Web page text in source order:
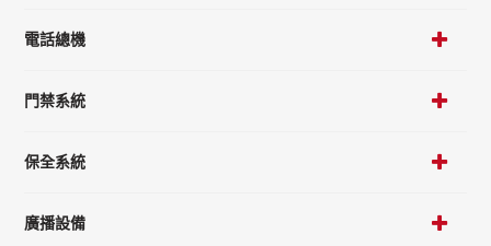
電話總機
門禁系統
保全系統
廣播設備